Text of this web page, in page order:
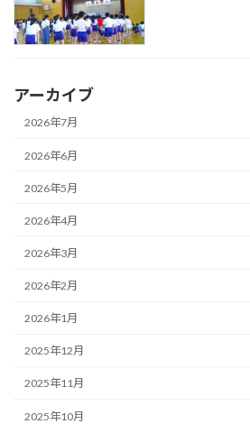
アーカイブ
2026年7月
2026年6月
2026年5月
2026年4月
2026年3月
2026年2月
2026年1月
2025年12月
2025年11月
2025年10月